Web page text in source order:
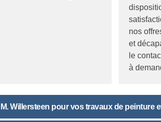
nos
et
le
à
Willersteen pour vos travaux de peinture